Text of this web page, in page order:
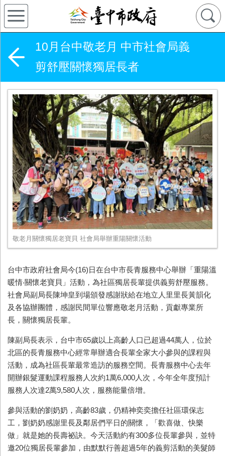
10月台中敬老月 中市社會局義
剪舒壓關懷獨居長者
敬老月關懷獨居老寶貝 社會局舉辦重陽關懷活動
台中市政府社會局今(16)日在台中市長青服務中心舉辦「重陽溫
暖情‧關懷老寶貝」活動，為社區獨居長輩提供義剪舒壓服務。
社會局副局長陳坤皇到場頒發感謝狀給在地立人里里長黃韻化
及各協辦團體，感謝民間單位響應敬老月活動，貢獻專業所
長，關懷獨居長輩。
陳副局長表示，台中市65歲以上高齡人口已超過44萬人，位於
北區的長青服務中心經常舉辦適合長輩全家大小參與的課程與
活動，成為社區長輩最常造訪的服務空間。長青服務中心去年
開辦銀髮運動課程服務人次約1萬6,000人次，今年全年度預計
服務人次達2萬9,580人次，服務能量倍增。
參與活動的劉奶奶，高齡83歲，仍精神奕奕擔任社區環保志
工，劉奶奶感謝里長及鄰居們平日的關懷，「歡喜做、快樂
做」就是她的長壽祕訣。今天活動約有300多位長輩參與，並特
邀20位獨居長輩參加，由默默行善超過5年的義剪活動的美髮師